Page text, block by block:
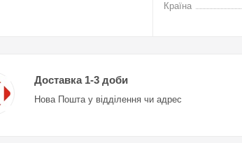
Країна
Доставка 1-3 доби
Нова Пошта у відділення чи адрес